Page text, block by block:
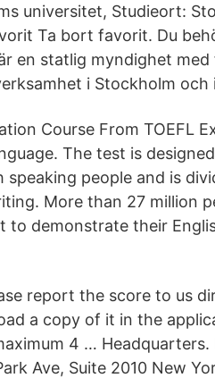
universitet, Studieort:
Ta bort favorit. Du
en statlig myndighet
i Stockholm och
Course From TOEFL
The test is
people and is
More than 27 million
to demonstrate their
report the score to us
a copy of it in the
4 …
Ave, Suite 2010 New